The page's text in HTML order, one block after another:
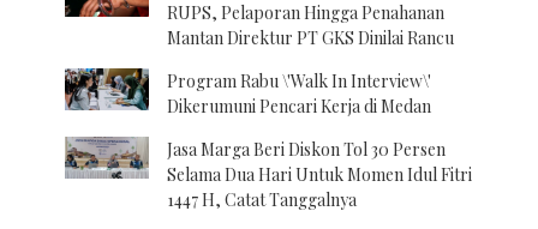
RUPS, Pelaporan Hingga Penahanan
Mantan Direktur PT GKS Dinilai Rancu
Program Rabu \'Walk In Interview\'
Dikerumuni Pencari Kerja di Medan
Jasa Marga Beri Diskon Tol 30 Persen
Selama Dua Hari Untuk Momen Idul Fitri
1447 H, Catat Tanggalnya